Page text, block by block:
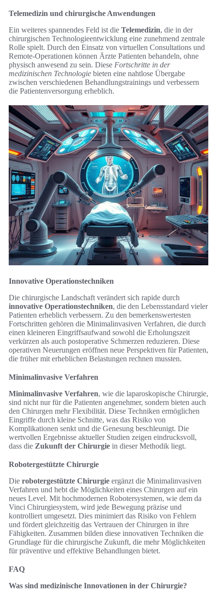
Telemedizin und chirurgische Anwendungen
Ein weiteres spannendes Feld ist die Telemedizin, die in der
chirurgischen Technologieentwicklung eine zunehmend zentrale
Rolle spielt. Durch den Einsatz von virtuellen Consultations und
Remote-Operationen können Ärzte Patienten behandeln, ohne
physisch anwesend zu sein. Diese Fortschritte in der
medizinischen Technologie bieten eine nahtlose Übergabe
zwischen verschiedenen Behandlungstrainings und verbessern
die Patientenversorgung erheblich.
Innovative Operationstechniken
Die chirurgische Landschaft verändert sich rapide durch
innovative Operationstechniken, die den Lebensstandard vieler
Patienten erheblich verbessern. Zu den bemerkenswertesten
Fortschritten gehören die Minimalinvasiven Verfahren, die durch
einen kleineren Eingriffsaufwand sowohl die Erholungszeit
verkürzen als auch postoperative Schmerzen reduzieren. Diese
operativen Neuerungen eröffnen neue Perspektiven für Patienten,
die früher mit erheblichen Belastungen rechnen mussten.
Minimalinvasive Verfahren
Minimalinvasive Verfahren, wie die laparoskopische Chirurgie,
sind nicht nur für die Patienten angenehmer, sondern bieten auch
den Chirurgen mehr Flexibilität. Diese Techniken ermöglichen
Eingriffe durch kleine Schnitte, was das Risiko von
Komplikationen senkt und die Genesung beschleunigt. Die
wertvollen Ergebnisse aktueller Studien zeigen eindrucksvoll,
dass die Zukunft der Chirurgie in dieser Methodik liegt.
Robotergestützte Chirurgie
Die robotergestützte Chirurgie ergänzt die Minimalinvasiven
Verfahren und hebt die Möglichkeiten eines Chirurgen auf ein
neues Level. Mit hochmodernen Robotersystemen, wie dem da
Vinci Chirurgiesystem, wird jede Bewegung präzise und
kontrolliert umgesetzt. Dies minimiert das Risiko von Fehlern
und fördert gleichzeitig das Vertrauen der Chirurgen in ihre
Fähigkeiten. Zusammen bilden diese innovativen Techniken die
Grundlage für die chirurgische Zukunft, die mehr Möglichkeiten
für präventive und effektive Behandlungen bietet.
FAQ
Was sind medizinische Innovationen in der Chirurgie?